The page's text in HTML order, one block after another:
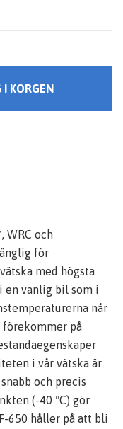
I KORGEN
WRC och
för
med högsta
en vanlig bil som i
når
på
i vår vätska är
och precis
(-40 ºC) gör
650 håller på att bli